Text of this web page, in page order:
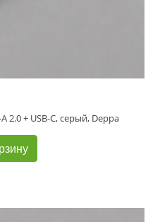
2.0 + USB-C, серый, Deppa